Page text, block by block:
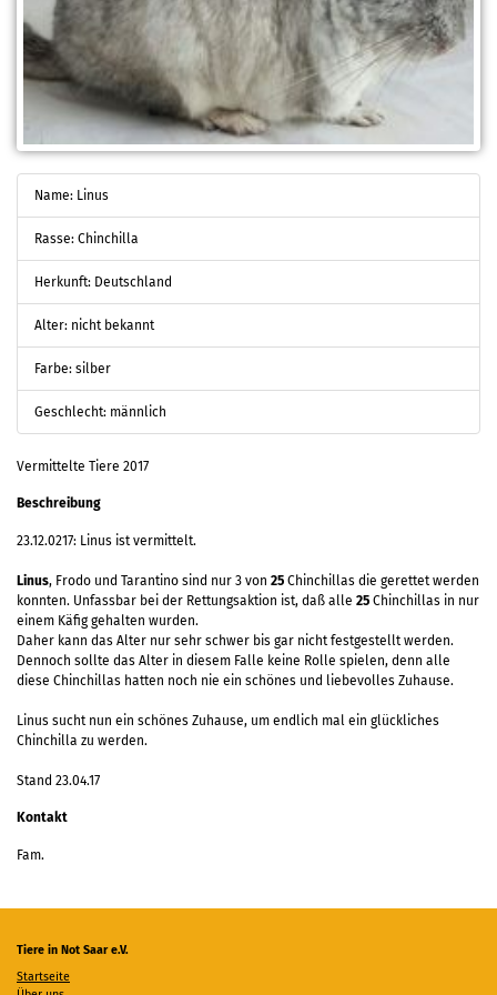
Name: Linus
Rasse: Chinchilla
Herkunft: Deutschland
Alter: nicht bekannt
Farbe: silber
Geschlecht: männlich
Vermittelte Tiere 2017
Beschreibung
23.12.0217: Linus ist vermittelt.
Linus, Frodo und Tarantino sind nur 3 von 25 Chinchillas die gerettet werden
konnten. Unfassbar bei der Rettungsaktion ist, daß alle 25 Chinchillas in nur
einem Käfig gehalten wurden.
Daher kann das Alter nur sehr schwer bis gar nicht festgestellt werden.
Dennoch sollte das Alter in diesem Falle keine Rolle spielen, denn alle
diese Chinchillas hatten noch nie ein schönes und liebevolles Zuhause.
Linus sucht nun ein schönes Zuhause, um endlich mal ein glückliches
Chinchilla zu werden.
Stand 23.04.17
Kontakt
Fam.
Tiere in Not Saar e.V.
Startseite